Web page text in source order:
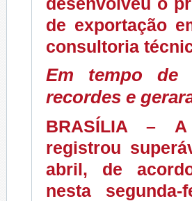
de exportação
consultoria
Em tempo de
recordes e
BRASÍLIA
– A
registrou
abril, de
nesta